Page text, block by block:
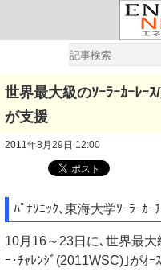
世界最大級のｿｰﾗｰｶｰﾚｰ
が支援
2011年8月29日 12:00
ﾊﾟﾅｿﾆｯｸ､東海大学ｿｰﾗｰｶ
10月16～23日に､世界最大
ｰ･ﾁｬﾚﾝｼﾞ(2011WSC)｣がｵｰ